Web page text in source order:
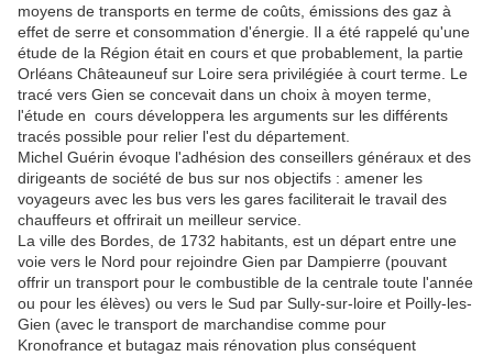
moyens de transports en terme de coûts, émissions des gaz à
effet de serre et consommation d'énergie. Il a été rappelé qu'une
étude de la Région était en cours et que probablement, la partie
Orléans Châteauneuf sur Loire sera privilégiée à court terme. Le
tracé vers Gien se concevait dans un choix à moyen terme,
l'étude en cours développera les arguments sur les différents
tracés possible pour relier l'est du département.
Michel Guérin évoque l'adhésion des conseillers généraux et des
dirigeants de société de bus sur nos objectifs : amener les
voyageurs avec les bus vers les gares faciliterait le travail des
chauffeurs et offrirait un meilleur service.
La ville des Bordes, de 1732 habitants, est un départ entre une
voie vers le Nord pour rejoindre Gien par Dampierre (pouvant
offrir un transport pour le combustible de la centrale toute l'année
ou pour les élèves) ou vers le Sud par Sully-sur-loire et Poilly-les-
Gien (avec le transport de marchandise comme pour
Kronofrance et butagaz mais rénovation plus conséquent